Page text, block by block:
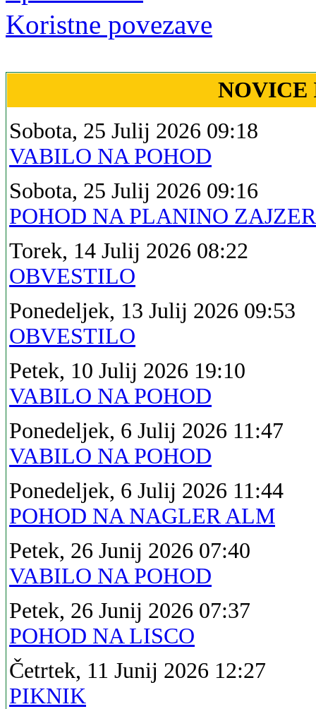
Koristne povezave
NOVICE
Sobota, 25 Julij 2026 09:18
VABILO NA POHOD
Sobota, 25 Julij 2026 09:16
POHOD NA PLANINO
Torek, 14 Julij 2026 08:22
OBVESTILO
Ponedeljek, 13 Julij 2026 09:53
OBVESTILO
Petek, 10 Julij 2026 19:10
VABILO NA POHOD
Ponedeljek, 6 Julij 2026 11:47
VABILO NA POHOD
Ponedeljek, 6 Julij 2026 11:44
POHOD NA NAGLER ALM
Petek, 26 Junij 2026 07:40
VABILO NA POHOD
Petek, 26 Junij 2026 07:37
POHOD NA LISCO
Četrtek, 11 Junij 2026 12:27
PIKNIK